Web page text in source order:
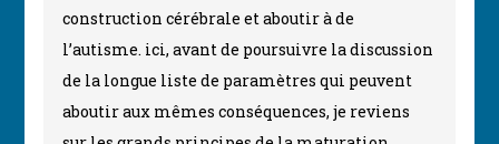
construction cérébrale et aboutir à de
l’autisme. ici, avant de poursuivre la discussion
de la longue liste de paramètres qui peuvent
aboutir aux mêmes conséquences, je reviens